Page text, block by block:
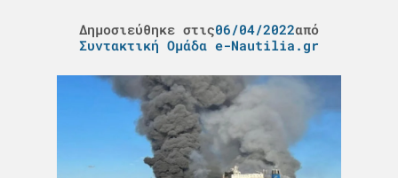
Δημοσιεύθηκε στις06/04/2022από
Συντακτική Ομάδα e-Nautilia.gr